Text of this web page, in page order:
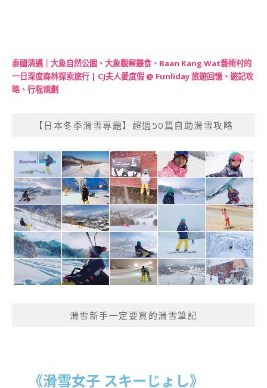
泰國清邁｜大象自然公園、大象觀察餵食、Baan Kang Wat藝術村的
一日深度森林探索旅行 | CJ夫人愛度假 @ Funliday 旅遊回憶、遊記攻
略、行程規劃
【日本冬季滑雪專題】超過50篇自助滑雪攻略
滑雪新手一定要買的滑雪筆記